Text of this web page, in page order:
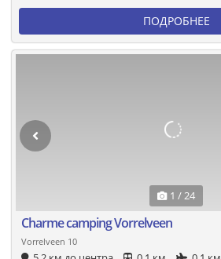
ПОДРОБНЕЕ
1 / 24
Charme camping Vorrelveen
Vorrelveen 10